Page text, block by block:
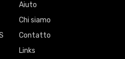
Aiuto
Chi siamo
Contatto
Links